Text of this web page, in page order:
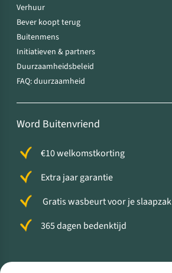
Verhuur
Bever koopt terug
Buitenmens
Initiatieven & partners
Duurzaamheidsbeleid
FAQ: duurzaamheid
Word Buitenvriend
€10 welkomstkorting
Extra jaar garantie
Gratis wasbeurt voor je
365 dagen bedenktijd